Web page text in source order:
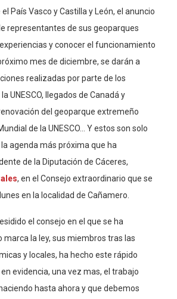
País Vasco y Castilla y León, el anuncio
representantes de sus geoparques
y conocer el funcionamiento
mes de diciembre, se darán a
realizadas por parte de los
UNESCO, llegados de Canadá y
del geoparque extremeño
de la UNESCO… Y estos son solo
agenda más próxima que ha
de la Diputación de Cáceres,
, en el Consejo extraordinario que se
en la localidad de Cañamero.
el consejo en el que se ha
marca la ley, sus miembros tras las
y locales, ha hecho este rápido
evidencia, una vez mas, el trabajo
hasta ahora y que debemos